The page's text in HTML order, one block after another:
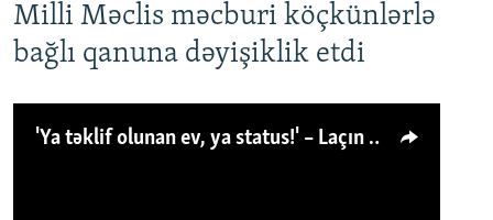
Milli Məclis məcburi köçkünlərlə
bağlı qanuna dəyişiklik etdi
'Ya təklif olunan ev, ya status!' – Laçın köçkünü: 'Laçından başqa heç hara!'